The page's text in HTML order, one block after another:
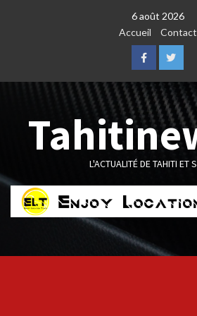
6 août 2026
Accueil
Contact
FacebookTwitter
L'ACTUALITÉ DE TAHITI ET